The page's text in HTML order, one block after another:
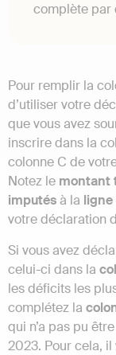
complète par
Pour remplir la
d’utiliser votre
que vous avez
inscrire dans la
colonne C de
Notez le montant
imputésà la ligne
votre déclaration
Si vous avez
celui-ci dans la
les déficits les
complétez la
qui n’a pas pu
2023. Pour cela,